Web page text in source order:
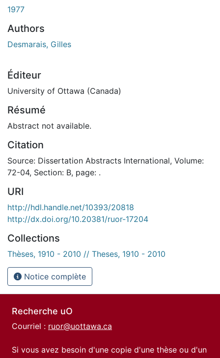
1977
Authors
Desmarais, Gilles
Éditeur
University of Ottawa (Canada)
Résumé
Abstract not available.
Citation
Source: Dissertation Abstracts International, Volume:
72-04, Section: B, page: .
URI
http://hdl.handle.net/10393/20818
http://dx.doi.org/10.20381/ruor-17204
Collections
Thèses, 1910 - 2010 // Theses, 1910 - 2010
Notice complète
Recherche uO
Courriel : ruor@uottawa.ca
Si vous avez besoin d'une copie d'une thèse ou d'un